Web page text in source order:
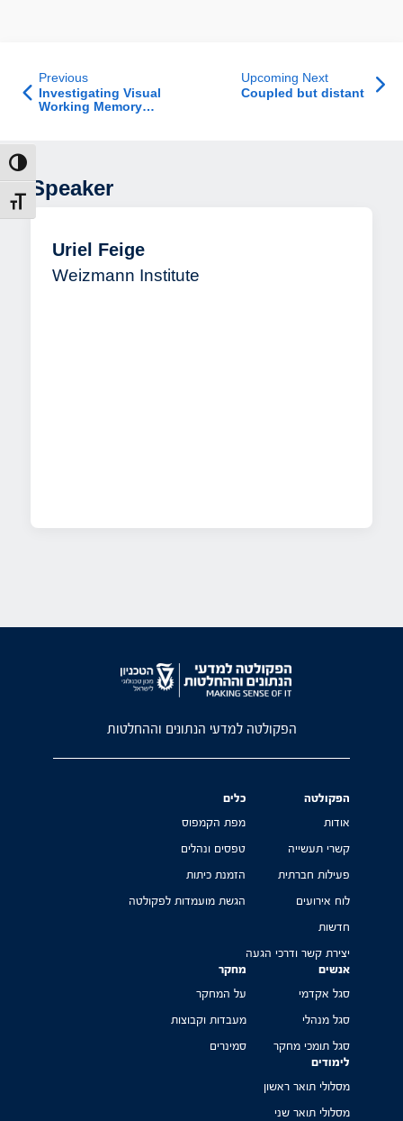
מתג
Previous
Investigating Visual
Working Memory
Upcoming Next
Coupled but distant
Speaker
Uriel Feige
Weizmann Institute
הפקולטה למדעי הנתונים וההחלטות
הפקולטה
אודות
קשרי תעשייה
פעילות חברתית
לוח אירועים
חדשות
יצירת קשר ודרכי הגעה
כלים
מפת הקמפוס
טפסים ונהלים
הזמנת כיתות
הגשת מועמדות לפקולטה
אנשים
סגל אקדמי
סגל מנהלי
סגל תומכי מחקר
מחקר
על המחקר
מעבדות וקבוצות
סמינרים
לימודים
מסלולי תואר ראשון
מסלולי תואר שני